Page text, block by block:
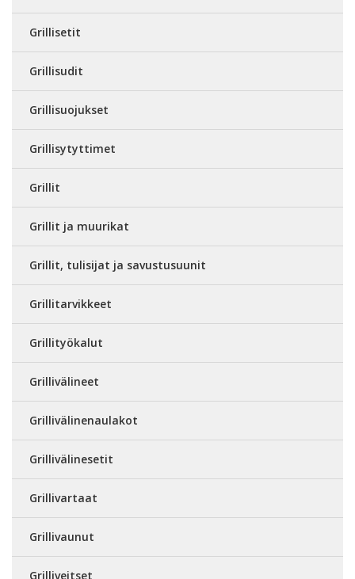
Grillisetit
Grillisudit
Grillisuojukset
Grillisytyttimet
Grillit
Grillit ja muurikat
Grillit, tulisijat ja savustusuunit
Grillitarvikkeet
Grillityökalut
Grillivälineet
Grillivälinenaulakot
Grillivälinesetit
Grillivartaat
Grillivaunut
Grilliveitset